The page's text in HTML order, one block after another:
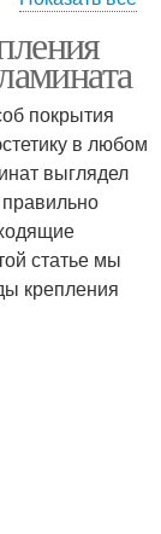
ламинате
покрытия
в любом
выглядел
статье мы
крепления